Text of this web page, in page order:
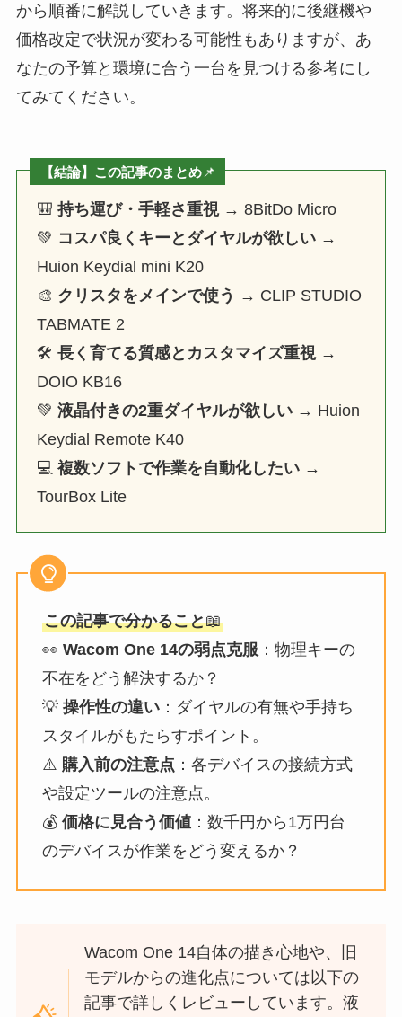
から順番に解説していきます。将来的に後継機や
価格改定で状況が変わる可能性もありますが、あ
なたの予算と環境に合う一台を見つける参考にし
てみてください。
【結論】この記事のまとめ📌
🎒持ち運び・手軽さ重視→ 8BitDo Micro
💚 コスパ良くキーとダイヤルが欲しい →
Huion Keydial mini K20
🎨 クリスタをメインで使う → CLIP STUDIO
TABMATE 2
🛠️長く育てる質感とカスタマイズ重視→
DOIO KB16
💚液晶付きの2重ダイヤルが欲しい → Huion
Keydial Remote K40
💻複数ソフトで作業を自動化したい →
TourBox Lite
この記事で分かること📖
👀 Wacom One 14の弱点克服：物理キーの
不在をどう解決するか？
💡 操作性の違い：ダイヤルの有無や手持ち
スタイルがもたらすポイント。
⚠️ 購入前の注意点 ：各デバイスの接続方式
や設定ツールの注意点。
💰 価格に見合う価値：数千円から1万円台
のデバイスが作業をどう変えるか？
Wacom One 14自体の描き心地や、旧
モデルからの進化点については以下の
記事で詳しくレビューしています。液